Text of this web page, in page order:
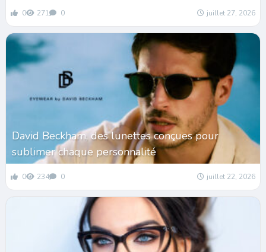
0 271 0 juillet 27, 2026
David Beckham, des lunettes conçues pour
sublimer chaque personnalité
0 234 0 juillet 22, 2026